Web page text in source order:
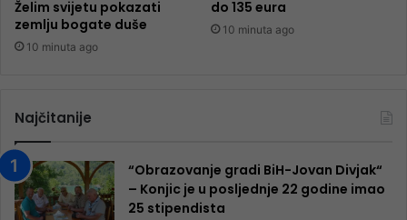
Želim svijetu pokazati
zemlju bogate duše
10 minuta ago
do 135 eura
10 minuta ago
Najčitanije
“Obrazovanje gradi BiH-Jovan Divjak“
– Konjic je u posljednje 22 godine imao
25 ​​stipendista